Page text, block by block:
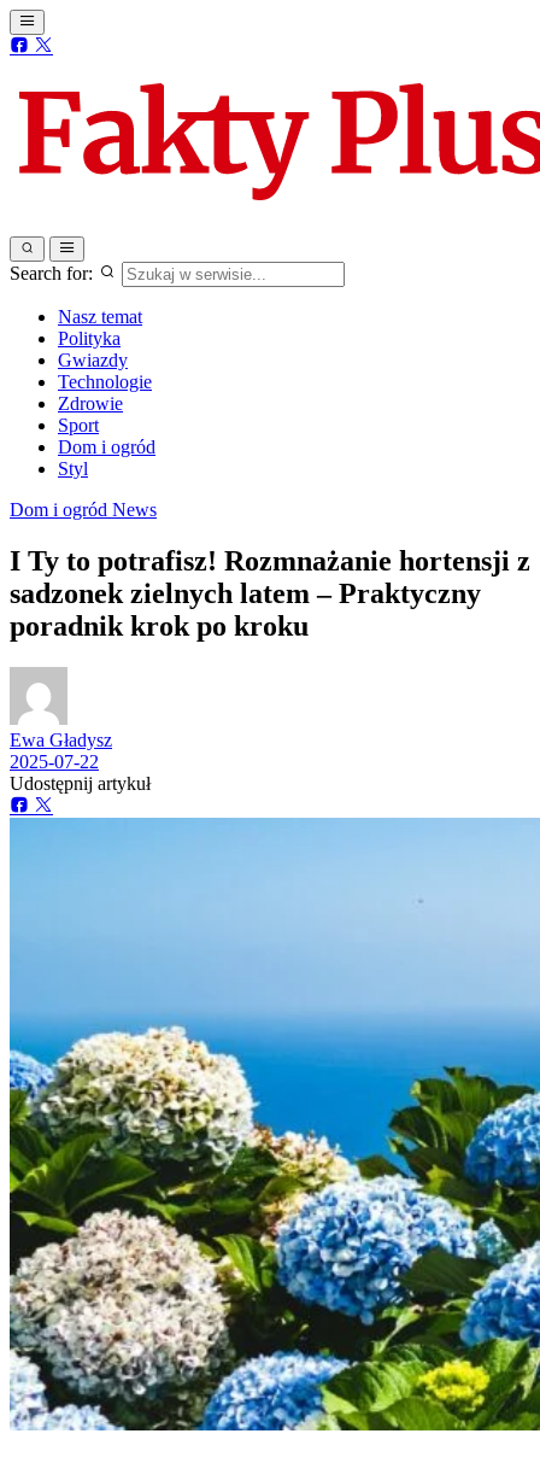
Search for:
Nasz temat
Polityka
Gwiazdy
Technologie
Zdrowie
Sport
Dom i ogród
Styl
Dom i ogród News
I Ty to potrafisz! Rozmnażanie hortensji z
sadzonek zielnych latem – Praktyczny
poradnik krok po kroku
Ewa Gładysz
2025-07-22
Udostępnij artykuł